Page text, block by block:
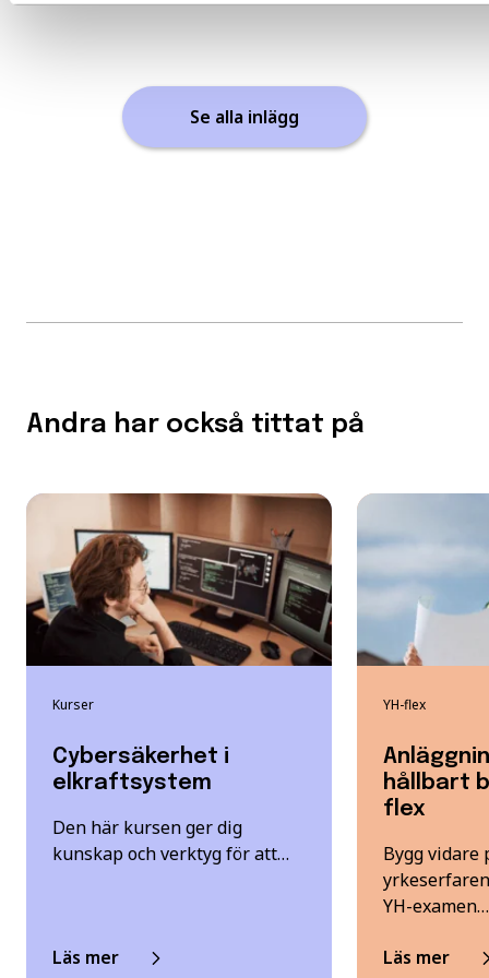
Se alla inlägg
Andra har också tittat på
Kurser
Cybersäkerhet i
elkraftsystem
Den här kursen ger dig
kunskap och verktyg för att…
Läs mer
YH-flex
hållbart
flex
Bygg
YH-examen…
Läs mer